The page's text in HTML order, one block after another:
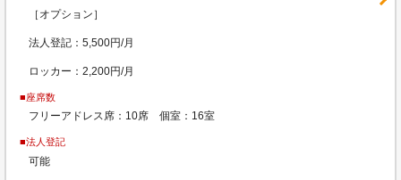
［オプション］
法人登記：5,500円/月
ロッカー：2,200円/月
■座席数
フリーアドレス席：10席 個室：16室
■法人登記
可能